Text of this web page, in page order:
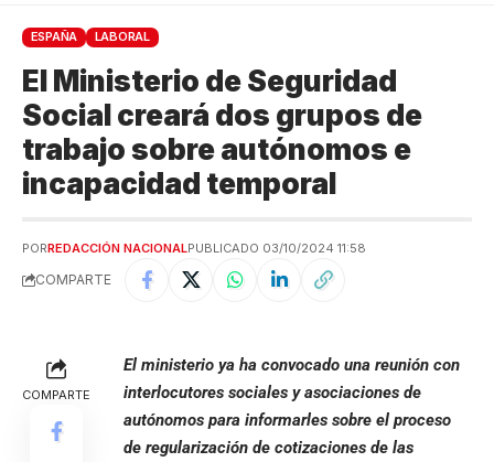
ESPAÑA LABORAL
El Ministerio de Seguridad
Social creará dos grupos de
trabajo sobre autónomos e
incapacidad temporal
PORREDACCIÓN NACIONALPUBLICADO 03/10/2024 11:58
COMPARTE
COMPARTE
El ministerio ya ha convocado una reunión con
interlocutores sociales y asociaciones de
autónomos para informarles sobre el proceso
de regularización de cotizaciones de las